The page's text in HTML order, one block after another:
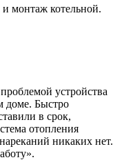
монтаж котельной.
устройства
доме. Быстро
в срок,
отопления
никаких нет.